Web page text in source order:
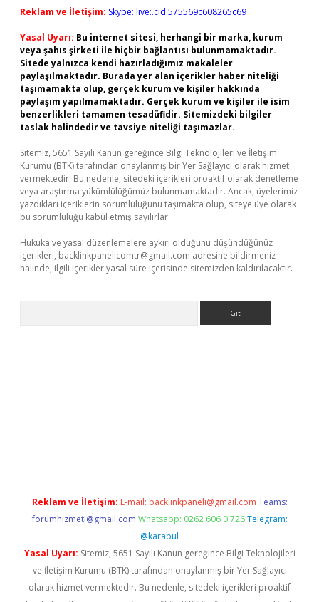
Reklam ve İletişim: Skype: live:.cid.575569c608265c69
Yasal Uyarı: Bu internet sitesi, herhangi bir marka, kurum
veya şahıs şirketi ile hiçbir bağlantısı bulunmamaktadır.
Sitede yalnızca kendi hazırladığımız makaleler
paylaşılmaktadır. Burada yer alan içerikler haber niteliği
taşımamakta olup, gerçek kurum ve kişiler hakkında
paylaşım yapılmamaktadır. Gerçek kurum ve kişiler ile isim
benzerlikleri tamamen tesadüfidir. Sitemizdeki bilgiler
taslak halindedir ve tavsiye niteliği taşımazlar.
Sitemiz, 5651 Sayılı Kanun gereğince Bilgi Teknolojileri ve İletişim
Kurumu (BTK) tarafından onaylanmış bir Yer Sağlayıcı olarak hizmet
vermektedir. Bu nedenle, sitedeki içerikleri proaktif olarak denetleme
veya araştırma yükümlülüğümüz bulunmamaktadır. Ancak, üyelerimiz
yazdıkları içeriklerin sorumluluğunu taşımakta olup, siteye üye olarak
bu sorumluluğu kabul etmiş sayılırlar.
Hukuka ve yasal düzenlemelere aykırı olduğunu düşündüğünüz
içerikleri, backlinkpanelicomtr@gmail.com adresine bildirmeniz
halinde, ilgili içerikler yasal süre içerisinde sitemizden kaldırılacaktır.
Reklam ve İletişim: E-mail: backlinkpaneli@gmail.com Teams:
forumhizmeti@gmail.com Whatsapp: 0262 606 0 726 Telegram:
@karabul
Yasal Uyarı: Sitemiz, 5651 Sayılı Kanun gereğince Bilgi Teknolojileri
ve İletişim Kurumu (BTK) tarafından onaylanmış bir Yer Sağlayıcı
olarak hizmet vermektedir. Bu nedenle, sitedeki içerikleri proaktif